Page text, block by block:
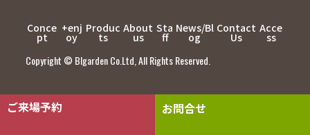
ご来場予約 お問合せ
Conce
pt
+enj
oy
Produc
ts
About
us
Sta
ff
News/Bl
og
Contact
Us
Acce
ss
Copyright © Blgarden Co.Ltd, All Rights Reserved.